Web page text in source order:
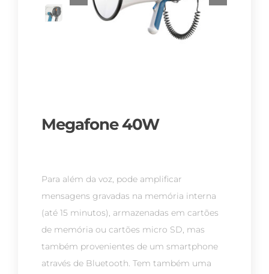
Megafone 40W
Para além da voz, pode amplificar
mensagens gravadas na memória interna
(até 15 minutos), armazenadas em cartões
de memória ou cartões micro SD, mas
também provenientes de um smartphone
através de Bluetooth. Tem também uma